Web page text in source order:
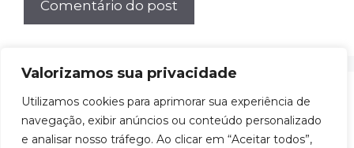
Valorizamos sua privacidade
Utilizamos cookies para aprimorar sua experiência de
navegação, exibir anúncios ou conteúdo personalizado
e analisar nosso tráfego. Ao clicar em “Aceitar todos”,
Ao adquirir produtos através da divulgação em
nossos artigos de análises/reviews, ganhamos
comissões de afiliado sem custo adicional para